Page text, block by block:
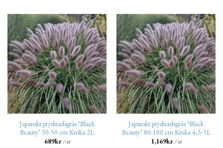
Japanskt prydnadsgräs ‘Black
Beauty’ 30-50 cm Kruka 2L
689kr/ st
Japanskt prydnadsgräs ‘Black
Beauty’ 80-100 cm Kruka 4,5-5L
1,169kr/ st